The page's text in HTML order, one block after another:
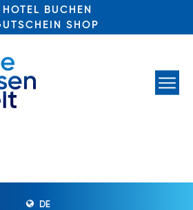
HOTEL BUCHEN
SHOP
DE
HOTEL BUCHEN
SHOP